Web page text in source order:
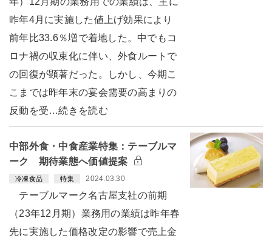
昨年4月に実施した値上げ効果により
前年比33.6％増で着地した。中でもコ
ロナ禍の収束化に伴い、外食ルートで
の回復が顕著だった。しかし、今期こ
こまでは昨年末の宴会需要の高まりの
反動を受…続きを読む
中部外食・中食産業特集：テーブルマ
ーク 期待業態へ価値提案
冷凍食品 特集 2024.03.30
テーブルマーク名古屋支社の前期
（23年12月期）業務用の業績は昨年春
先に実施した価格改定の影響で売上金